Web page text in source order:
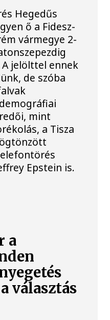
Hegedűs
ő a Fidesz-
vármegye 2-
jelölttel ennek
de szóba
mint
a Tisza
Epstein is.
a
választás